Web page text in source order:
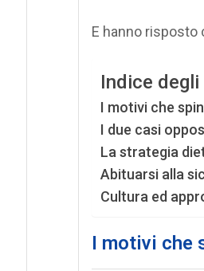
E hanno risposto
Indice
I motivi che
I due casi
La strategia
Abituarsi alla
Cultura ed
I motivi che